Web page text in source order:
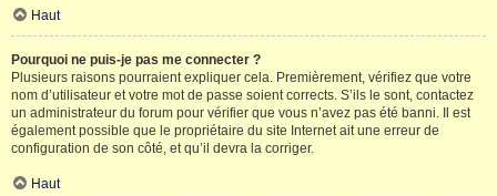
Haut
Pourquoi ne puis-je pas me connecter ?
Plusieurs raisons pourraient expliquer cela. Premièrement, vérifiez que votre
nom d’utilisateur et votre mot de passe soient corrects. S’ils le sont, contactez
un administrateur du forum pour vérifier que vous n’avez pas été banni. Il est
également possible que le propriétaire du site Internet ait une erreur de
configuration de son côté, et qu’il devra la corriger.
Haut